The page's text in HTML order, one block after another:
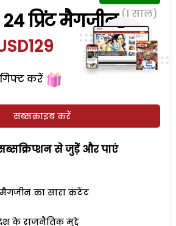
प्रिंट मैगजीन (1 साल)
करें
सब्सक्राइब करें
से जुड़ेें और पाएं
मैगजीन का सारा कंटेंट
के राजनैतिक मुद्दे